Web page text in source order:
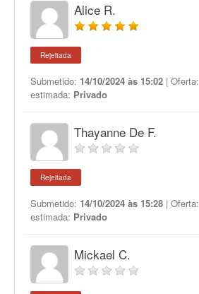
Alice R.
Rejeitada
Submetido: 14/10/2024 às 15:02 | Oferta:
estimada: Privado
Thayanne De F.
Rejeitada
Submetido: 14/10/2024 às 15:28 | Oferta:
estimada: Privado
Mickael C.